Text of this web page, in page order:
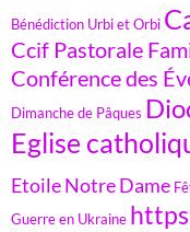
Bénédiction Urbi et Orbi
Ccif Pastorale
Conférence des
Dimanche de Pâques
Eglise
Etoile Notre Dame
Guerre en Ukraine